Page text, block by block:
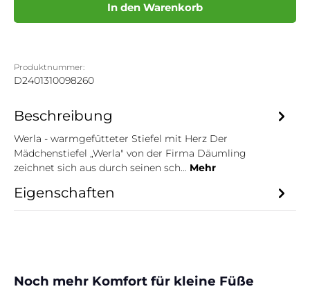
In den Warenkorb
Produktnummer:
D2401310098260
Beschreibung
Werla - warmgefütteter Stiefel mit Herz Der
Mädchenstiefel „Werla" von der Firma Däumling
zeichnet sich aus durch seinen sch… Mehr
Eigenschaften
Produktgalerie überspringen
Noch mehr Komfort für kleine Füße